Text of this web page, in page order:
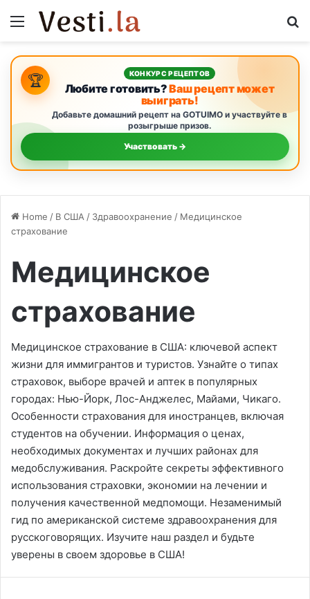
Menu
🏆 КОНКУРС РЕЦЕПТОВ
Любите готовить?Ваш рецепт может
выиграть!
Добавьте домашний рецепт на GOTUIMO и участвуйте в
розыгрыше призов.
Участвовать →
Home / В США / Здравоохранение / Медицинское
страхование
Медицинское
страхование
Медицинское страхование в США: ключевой аспект
жизни для иммигрантов и туристов. Узнайте о типах
страховок, выборе врачей и аптек в популярных
городах: Нью-Йорк, Лос-Анджелес, Майами, Чикаго.
Особенности страхования для иностранцев, включая
студентов на обучении. Информация о ценах,
необходимых документах и лучших районах для
медобслуживания. Раскройте секреты эффективного
использования страховки, экономии на лечении и
получения качественной медпомощи. Незаменимый
гид по американской системе здравоохранения для
русскоговорящих. Изучите наш раздел и будьте
уверены в своем здоровье в США!